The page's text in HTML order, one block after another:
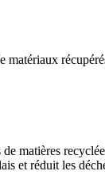
matériaux
matières
et réduit les